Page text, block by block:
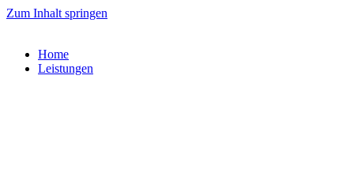
Zum Inhalt springen
Home
Leistungen